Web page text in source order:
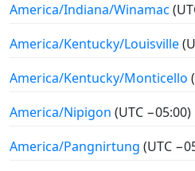
America/Indiana/Winamac
America/Kentucky/Louisville
America/Kentucky/Monticello
America/Nipigon (UTC −05:00)
America/Pangnirtung (UTC